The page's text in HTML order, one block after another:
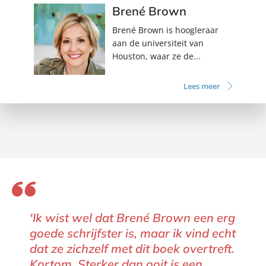
Brené Brown
Brené Brown is hoogleraar
aan de universiteit van
Houston, waar ze de...
Lees meer
'Ik wist wel dat Brené Brown een erg
goede schrijfster is, maar ik vind echt
dat ze zichzelf met dit boek overtreft.